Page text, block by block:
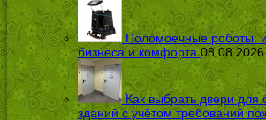
Поломоечные роботы:
бизнеса и комфорта
Как выбрать двери для
зданий с учётом требований